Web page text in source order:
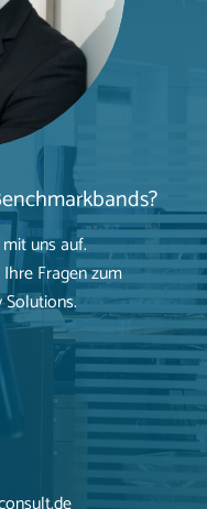
uns auf.
Fragen zum
Solutions.